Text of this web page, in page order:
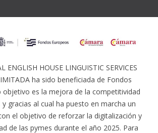
ENGLISH HOUSE LINGUISTIC SERVICES
ha sido beneficiada de Fondos
objetivo es la mejora de la competitividad
y gracias al cual ha puesto en marcha un
el objetivo de reforzar la digitalización y
de las pymes durante el año 2025. Para